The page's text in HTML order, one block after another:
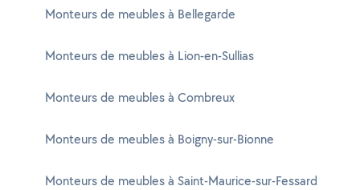
Monteurs de meubles à Bellegarde
Monteurs de meubles à Lion-en-Sullias
Monteurs de meubles à Combreux
Monteurs de meubles à Boigny-sur-Bionne
Monteurs de meubles à Saint-Maurice-sur-Fessard